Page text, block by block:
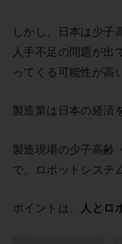
しかし、日本は少子
人手不足の問題が出
ってくる可能性が高
製造業は日本の経済
製造現場の少子高齢
で、ロボットシステ
ポイントは、 人とロ